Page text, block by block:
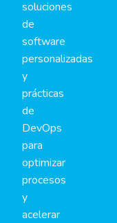
soluciones
de
software
personalizadas
y
prácticas
de
DevOps
para
optimizar
procesos
y
acelerar